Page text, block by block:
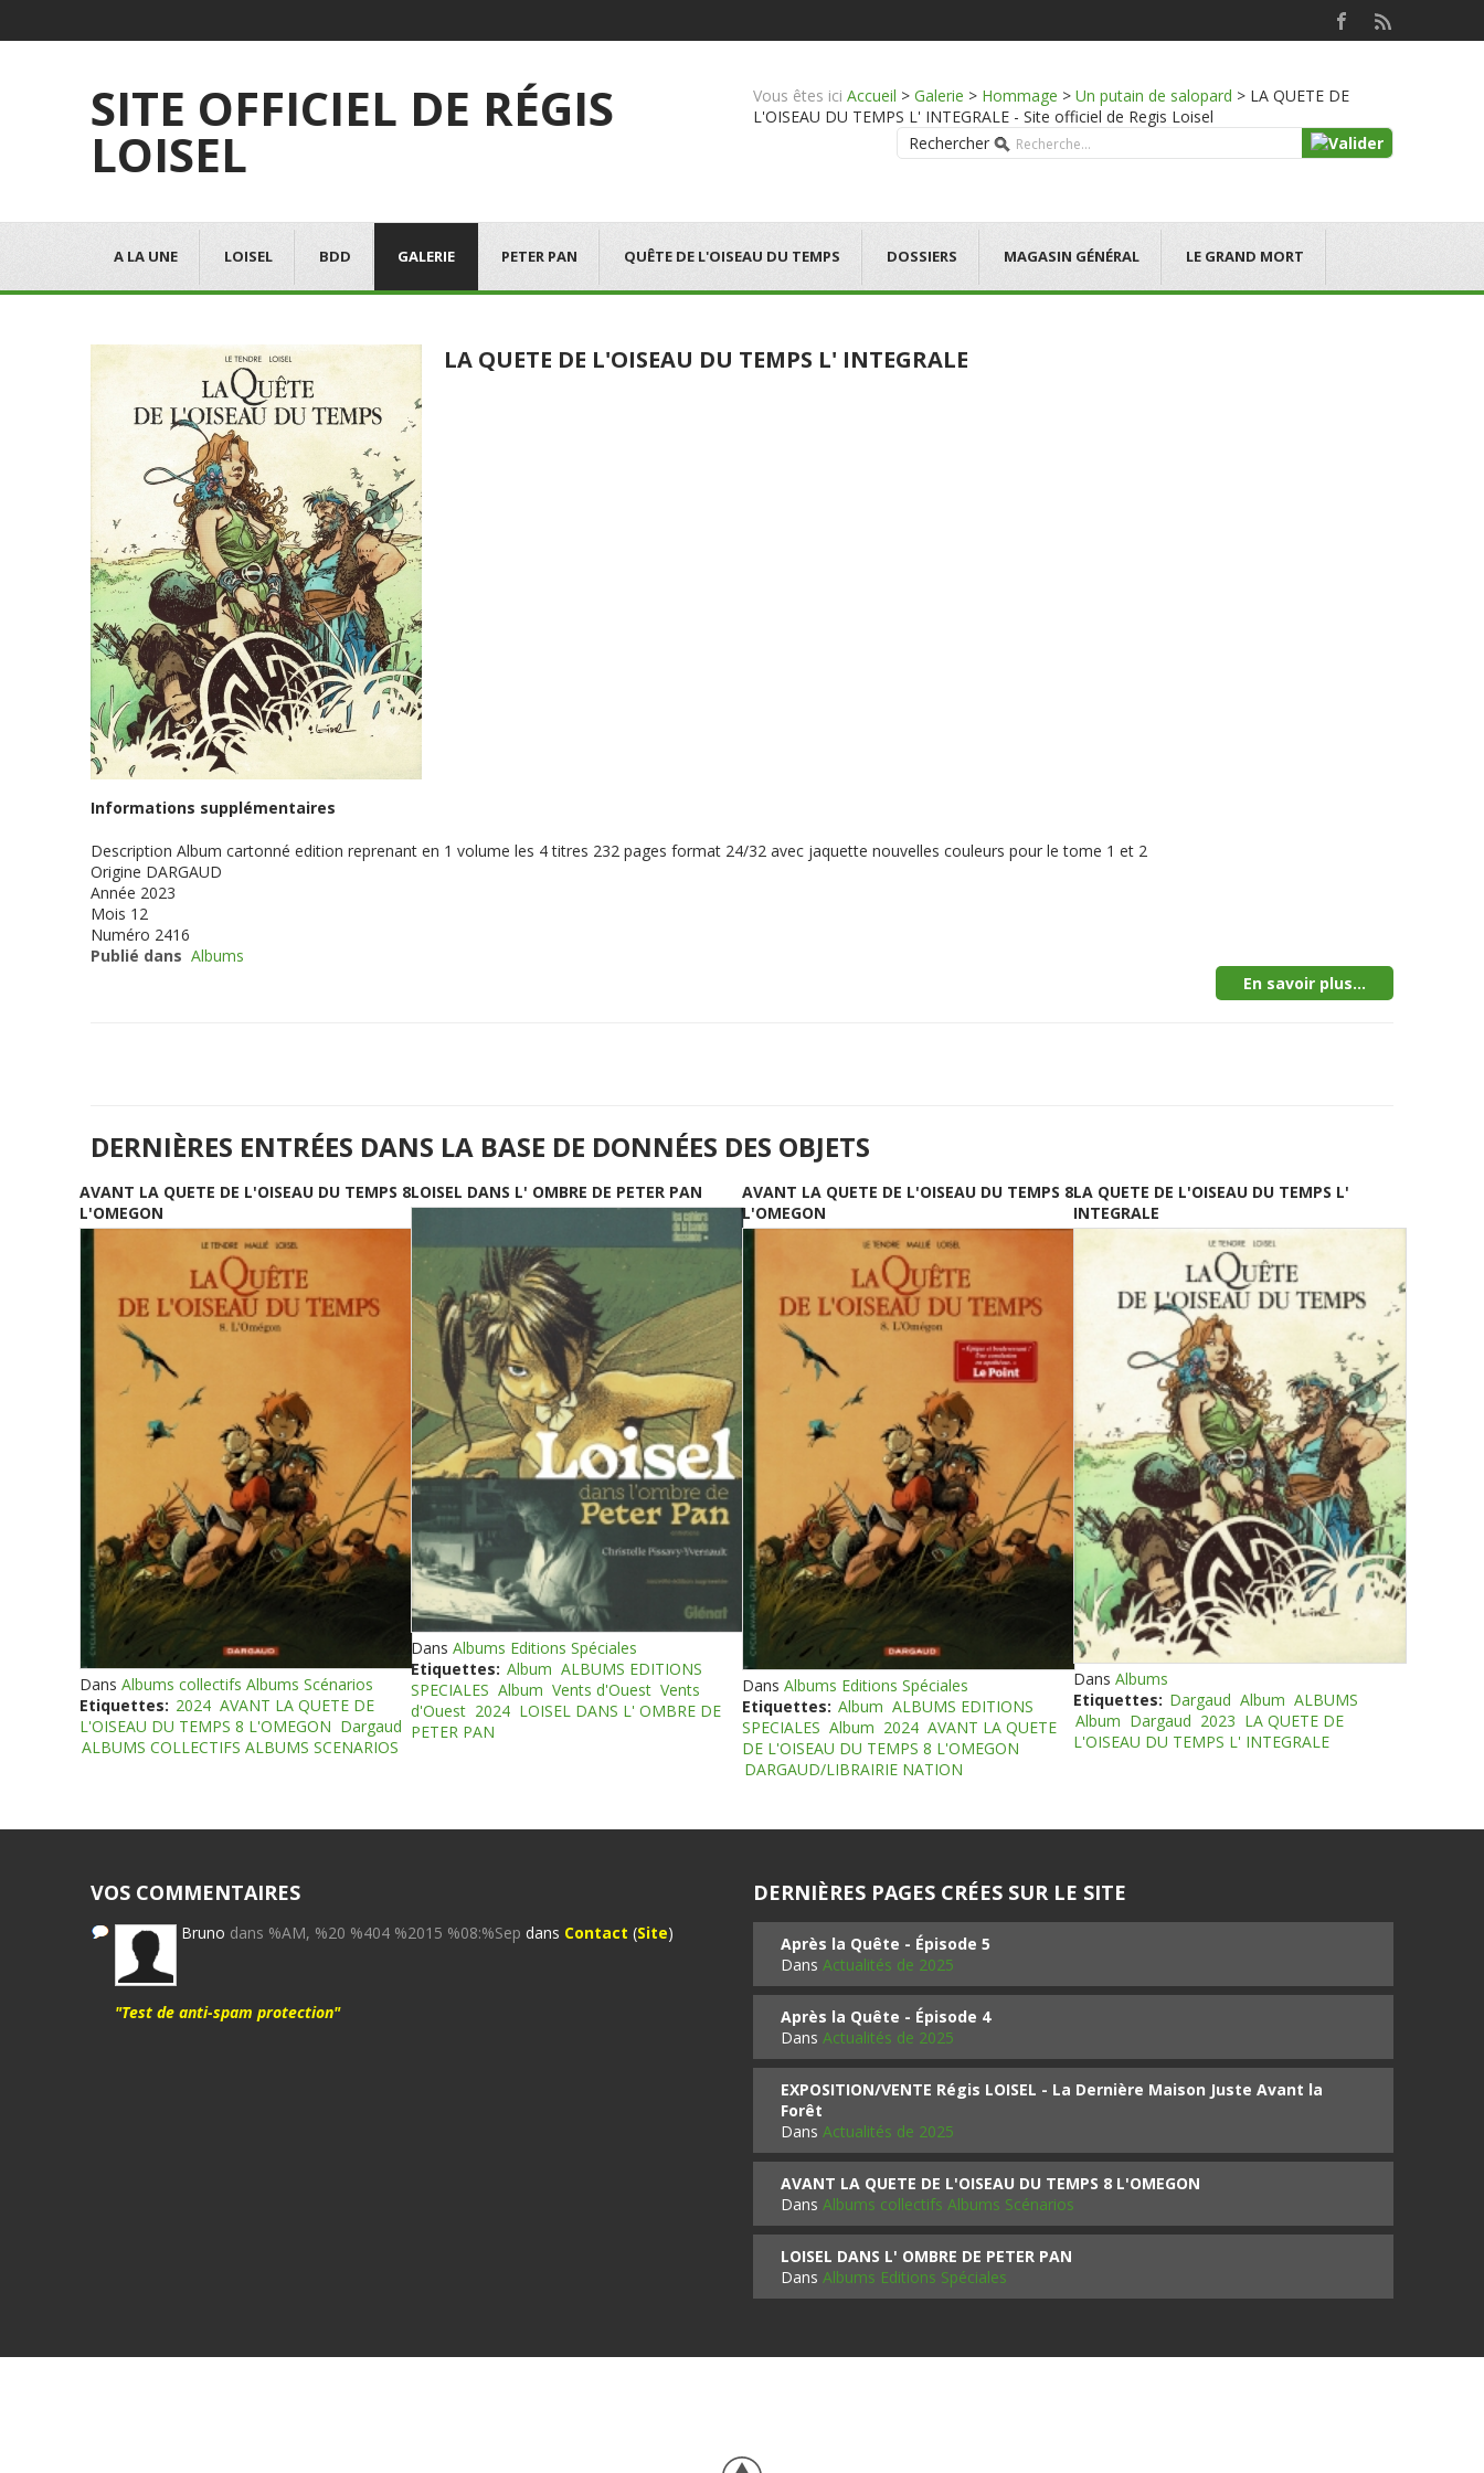
SITE OFFICIEL DE RÉGIS
LOISEL
Vous êtes ici Accueil > Galerie > Hommage > Un putain de salopard > LA QUETE DE
L'OISEAU DU TEMPS L' INTEGRALE - Site officiel de Regis Loisel
Rechercher
A LA UNE LOISEL BDD GALERIE PETER PAN QUÊTE DE L'OISEAU DU TEMPS DOSSIERS MAGASIN GÉNÉRAL LE GRAND MORT
LA QUETE DE L'OISEAU DU TEMPS L' INTEGRALE
Informations supplémentaires
Description Album cartonné edition reprenant en 1 volume les 4 titres 232 pages format 24/32 avec jaquette nouvelles couleurs pour le tome 1 et 2
Origine DARGAUD
Année 2023
Mois 12
Numéro 2416
Publié dans Albums
En savoir plus...
DERNIÈRES ENTRÉES DANS LA BASE DE DONNÉES DES OBJETS
AVANT LA QUETE DE L'OISEAU DU TEMPS 8
L'OMEGON
Dans Albums collectifs Albums Scénarios
Etiquettes: 2024 AVANT LA QUETE DE
L'OISEAU DU TEMPS 8 L'OMEGON Dargaud
ALBUMS COLLECTIFS ALBUMS SCENARIOS
LOISEL DANS L' OMBRE DE PETER PAN
Dans Albums Editions Spéciales
Etiquettes: Album ALBUMS EDITIONS
SPECIALES Album Vents d'Ouest Vents
d'Ouest 2024 LOISEL DANS L' OMBRE DE
PETER PAN
AVANT LA QUETE DE L'OISEAU DU TEMPS 8
L'OMEGON
Dans Albums Editions Spéciales
Etiquettes: Album ALBUMS EDITIONS
SPECIALES Album 2024 AVANT LA QUETE
DE L'OISEAU DU TEMPS 8 L'OMEGON
DARGAUD/LIBRAIRIE NATION
LA QUETE DE L'OISEAU DU TEMPS L'
INTEGRALE
Dans Albums
Etiquettes: Dargaud Album ALBUMS
Album Dargaud 2023 LA QUETE DE
L'OISEAU DU TEMPS L' INTEGRALE
VOS COMMENTAIRES
Bruno dans %AM, %20 %404 %2015 %08:%Sep dans Contact (Site)
"Test de anti-spam protection"
DERNIÈRES PAGES CRÉES SUR LE SITE
Après la Quête - Épisode 5
Dans Actualités de 2025
Après la Quête - Épisode 4
Dans Actualités de 2025
EXPOSITION/VENTE Régis LOISEL - La Dernière Maison Juste Avant la
Forêt
Dans Actualités de 2025
AVANT LA QUETE DE L'OISEAU DU TEMPS 8 L'OMEGON
Dans Albums collectifs Albums Scénarios
LOISEL DANS L' OMBRE DE PETER PAN
Dans Albums Editions Spéciales